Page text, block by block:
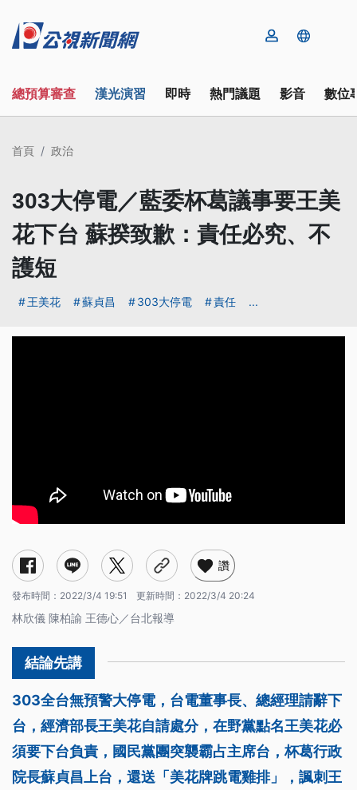
總預算審查 漢光演習 即時 熱門議題 影音 數位
首頁 政治
303大停電／藍委杯葛議事要王美
花下台 蘇揆致歉：責任必究、不
護短
王美花 蘇貞昌 303大停電 責任 ...
讚
發布時間： 2022/3/4 19:51 更新時間： 2022/3/4 20:24
林欣儀 陳柏諭 王德心／台北報導
303全台無預警大停電，台電董事長、總經理請辭下
台，經濟部長王美花自請處分，在野黨點名王美花必
須要下台負責，國民黨團突襲霸占主席台，杯葛行政
院長蘇貞昌上台，還送「美花牌跳電雞排」，諷刺王